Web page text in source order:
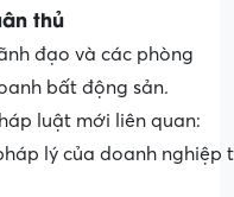
thủ
đạo và các phòng
bất động sản.
luật mới liên quan:
lý của doanh